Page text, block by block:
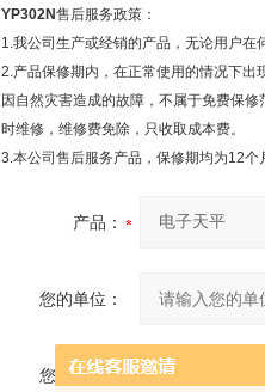
YP302N售后服务政策：
1.我公司生产或经销的产品，无论用户在
2.产品保修期内，在正常使用的情况下
因自然灾害造成的故障，不属于免费保
时维修，维修费免除，只收取成本费。
3.本公司售后服务产品，保修期均为12个
产品：
您的单位：
您的姓名：